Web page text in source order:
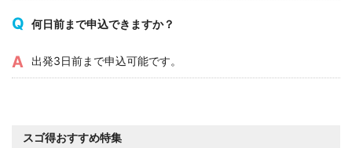
何日前まで申込できますか？
出発3日前まで申込可能です。
スゴ得おすすめ特集